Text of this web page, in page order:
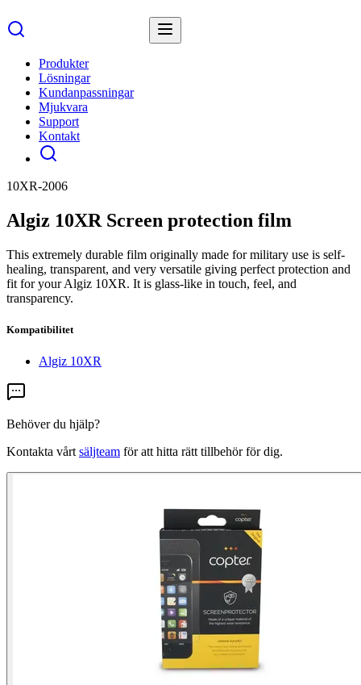
Produkter
Lösningar
Kundanpassningar
Mjukvara
Support
Kontakt
10XR-2006
Algiz 10XR Screen protection film
This extremely durable film originally made for military use is self-
healing, transparent, and very versatile giving perfect protection and
fit for your Algiz 10XR. It is glass-like in touch, feel, and
transparency.
Kompatibilitet
Algiz 10XR
Behöver du hjälp?
Kontakta vårt säljteam för att hitta rätt tillbehör för dig.